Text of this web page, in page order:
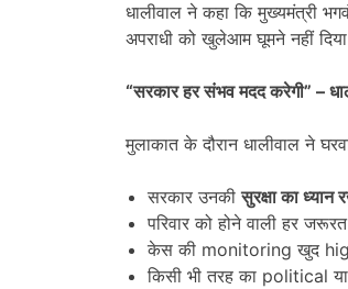
धालीवाल ने कहा कि मुख्यमंत्री
अपराधी को खुलेआम घूमने नहीं दिया
“सरकार हर संभव मदद करेगी” –
मुलाकात के दौरान धालीवाल ने
सरकार उनकीसुरक्षा का ध्यान
परिवार को होने वाली हर
केस की monitoring खुद
किसी भी तरह का political या